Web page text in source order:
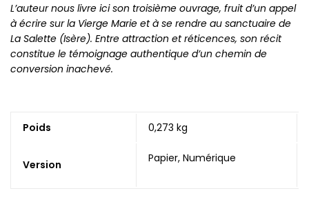
L’auteur nous livre ici son troisième ouvrage, fruit d’un appel
à écrire sur la Vierge Marie et à se rendre au sanctuaire de
La Salette (Isère). Entre attraction et réticences, son récit
constitue le témoignage authentique d’un chemin de
conversion inachevé.
Poids 0,273 kg
Version Papier, Numérique